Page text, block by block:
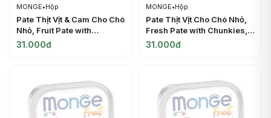
MONGE•Hộp
Pate Thịt Vịt & Cam Cho Chó
Nhỏ, Fruit Pate with
Chunkies, with Duck &
31.000đ
MONGE•Hộp
Pate Thịt Vịt Cho Chó Nhỏ,
Fresh Pate with Chunkies,
with Duck (100g) - MONGE
31.000đ